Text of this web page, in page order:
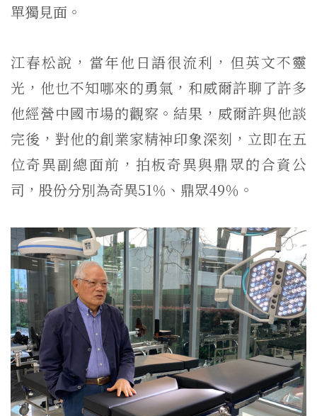
單獨見面。
江春松說，當年他日語很流利，但英文不靈
光，他也不知哪來的勇氣，和威爾許聊了許多
他經營中國市場的觀察。結果，威爾許與他談
完後，對他的創業家精神印象深刻，立即在五
位奇異副總面前，拍板奇異與鼎眾的合資公
司，股份分別為奇異51％、鼎眾49％。